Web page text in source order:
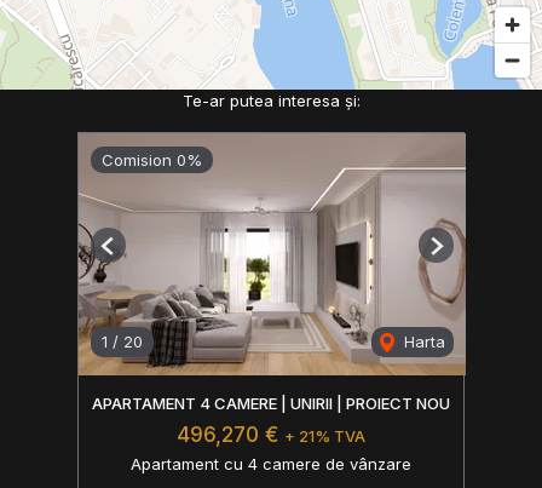
Te-ar putea interesa și:
Comision 0%
1 / 20 Harta
Previous Next
APARTAMENT 4 CAMERE | UNIRII | PROIECT NOU
496,270 € + 21% TVA
Apartament cu 4 camere de vânzare